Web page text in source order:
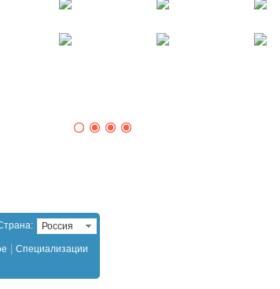
Россия
Специализации